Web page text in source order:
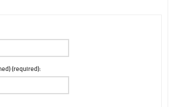
(required):